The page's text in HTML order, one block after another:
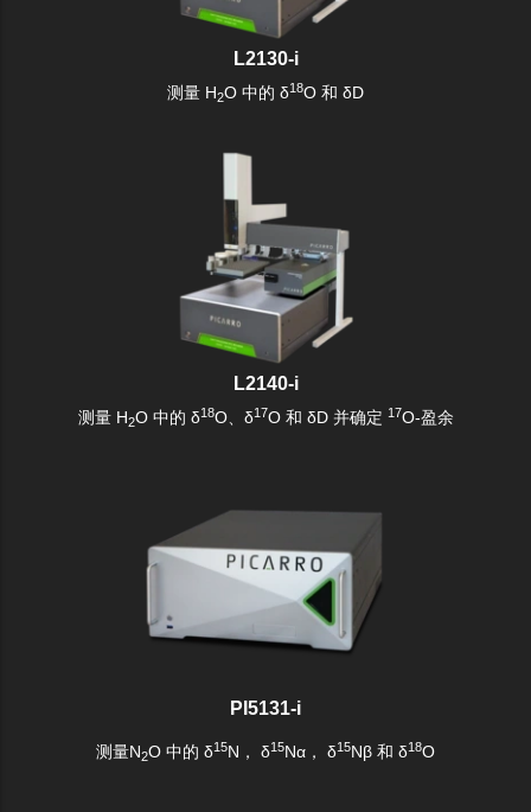
L2130-i
测量 H2O 中的 δ18O 和 δD
L2140-i
测量 H2O 中的 δ18O、δ17O 和 δD 并确定 17O-盈余
PI5131-i
测量N2O 中的 δ15N， δ15Nα， δ15Nβ 和 δ18O